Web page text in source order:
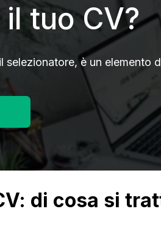
tuo CV?
selezionatore, è un
di cosa si